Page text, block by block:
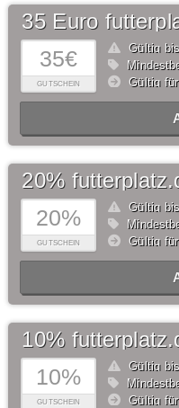
35€
GUTSCHEIN
35 Euro
Gültig
Gültig
20%
GUTSCHEIN
20%
Gültig
Gültig
10%
GUTSCHEIN
10%
Gültig
Gültig